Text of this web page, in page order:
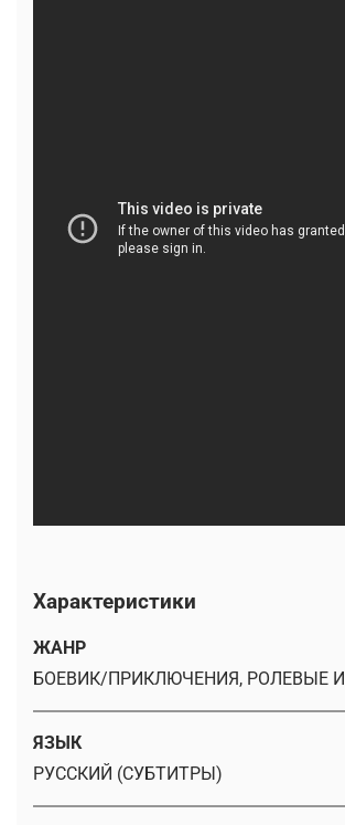
Характеристики
ЖАНР
БОЕВИК/ПРИКЛЮЧЕНИЯ, РОЛЕВЫЕ
ЯЗЫК
РУССКИЙ (СУБТИТРЫ)